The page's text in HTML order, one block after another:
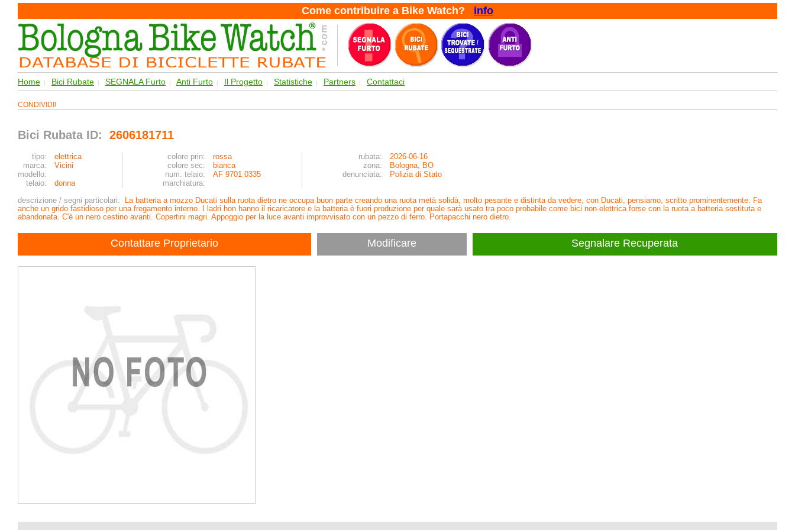
Come contribuire a Bike Watch? info
Home | Bici Rubate | SEGNALA Furto | Anti Furto | Il Progetto | Statistiche | Partners | Contattaci
CONDIVIDI!
Bici Rubata ID: 2606181711
tipo: elettrica colore prin: rossa rubata:
2026-06-16
marca:
Vicini colore sec: bianca zona:
Bologna, BO
modello:
num. telaio: AF 9701 0335 denunciata:
Polizia di Stato
telaio:
donna
marchiatura:
descrizione / segni particolari:
La batteria a mozzo Ducati sulla ruota dietro ne occupa buon parte creando una ruota metà solidà, molto pesante e distinta da vedere, con Ducati, pensiamo, scritto prominentemente. Fa
anche un grido fastidioso per una fregamento interno. I ladri hon hanno il ricaricatore e la batteria è fuori produzione per quale sarà usato tra poco probabile come bici non-elettrica forse con la ruota a batteria sostituta e
abandonata. C'è un nero cestino avanti. Copertini magri. Appoggio per la luce avanti improvvisato con un pezzo di ferro. Portapacchi nero dietro.
Contattare Proprietario Modificare Segnalare Recuperata